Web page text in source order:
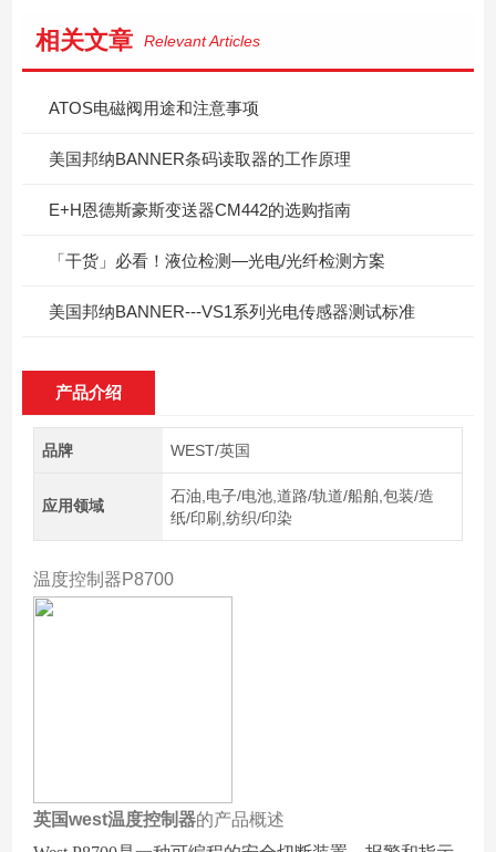
相关文章 Relevant Articles
ATOS电磁阀用途和注意事项
美国邦纳BANNER条码读取器的工作原理
E+H恩德斯豪斯变送器CM442的选购指南
「干货」必看！液位检测—光电/光纤检测方案
美国邦纳BANNER---VS1系列光电传感器测试标准
产品介绍
品牌 WEST/英国
应用领域
石油,电子/电池,道路/轨道/船舶,包装/造
纸/印刷,纺织/印染
温度控制器P8700
英国west温度控制器的产品概述